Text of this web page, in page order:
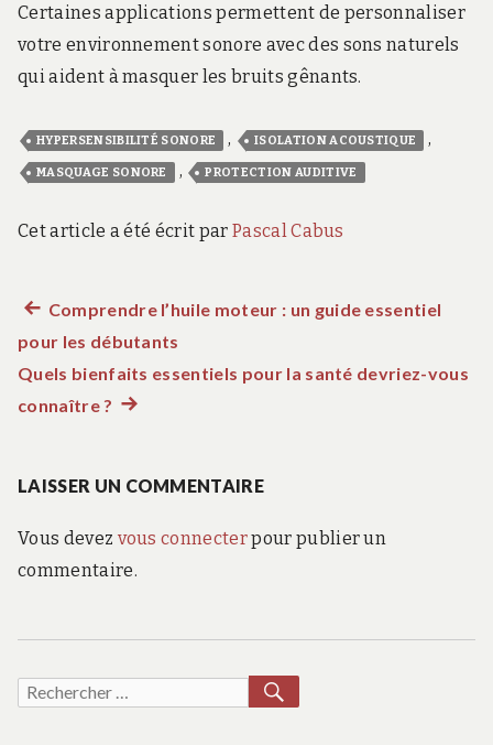
Certaines applications permettent de personnaliser
votre environnement sonore avec des sons naturels
qui aident à masquer les bruits gênants.
HYPERSENSIBILITÉ SONORE , ISOLATION ACOUSTIQUE ,
MASQUAGE SONORE , PROTECTION AUDITIVE
Cet article a été écrit par Pascal Cabus
Navigation
de
Article
précédent :
Comprendre l’huile moteur : un guide essentiel
pour les débutants
Quels bienfaits essentiels pour la santé devriez-vous
connaître ? Article
LAISSER UN COMMENTAIRE
Vous devez vous connecterpour publier un
commentaire.
Recherche